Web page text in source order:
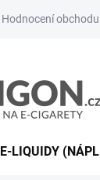
Hodnocení obchodu
E-LIQUIDY